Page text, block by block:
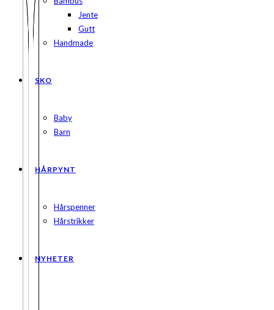
Jente
Gutt
Handmade
SKO
Baby
Barn
HÅRPYNT
Hårspenner
Hårstrikker
NYHETER